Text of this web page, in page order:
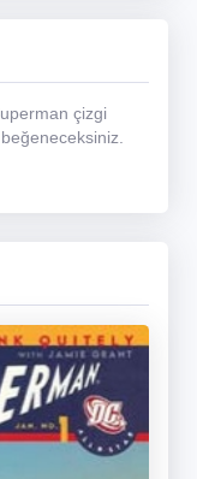
çizgi